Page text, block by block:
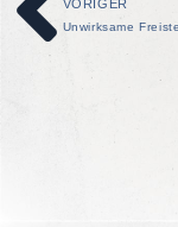
VORIGER